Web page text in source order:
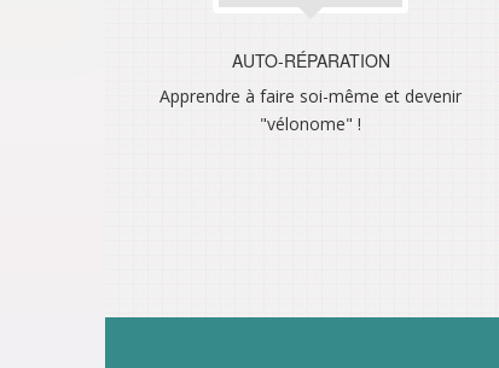
AUTO-RÉPARATION
Apprendre à faire soi-même et devenir
"vélonome" !